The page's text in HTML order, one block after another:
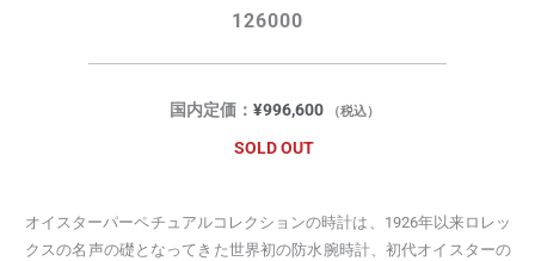
126000
国内定価： ¥996,600 （税込）
SOLD OUT
オイスターパーペチュアルコレクションの時計は、1926年以来ロレッ
クスの名声の礎となってきた世界初の防水腕時計、初代オイスターの